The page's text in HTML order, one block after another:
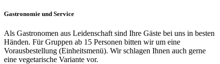
Gastronomie und Service
Als Gastronomen aus Leidenschaft sind Ihre Gäste bei uns in besten
Händen. Für Gruppen ab 15 Personen bitten wir um eine
Vorausbestellung (Einheitsmenü). Wir schlagen Ihnen auch gerne
eine vegetarische Variante vor.